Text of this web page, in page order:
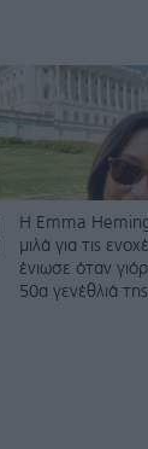
H Emma
μιλά για τις
ένιωσε όταν
50α γενέθλιά της